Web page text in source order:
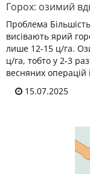
Горох: озимий
Проблема
висівають ярий
лише 12-15 ц/га.
ц/га, тобто у 2-3
весняних операцій
15.07.2025